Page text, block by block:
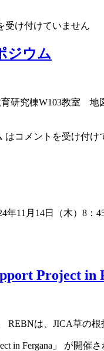
受け付けていません
ジウム
研究棟W103教室
はコメントを受け付け
11月14日（木）8
Project in
。 REBNは、JICA
in Fergana」 が開催